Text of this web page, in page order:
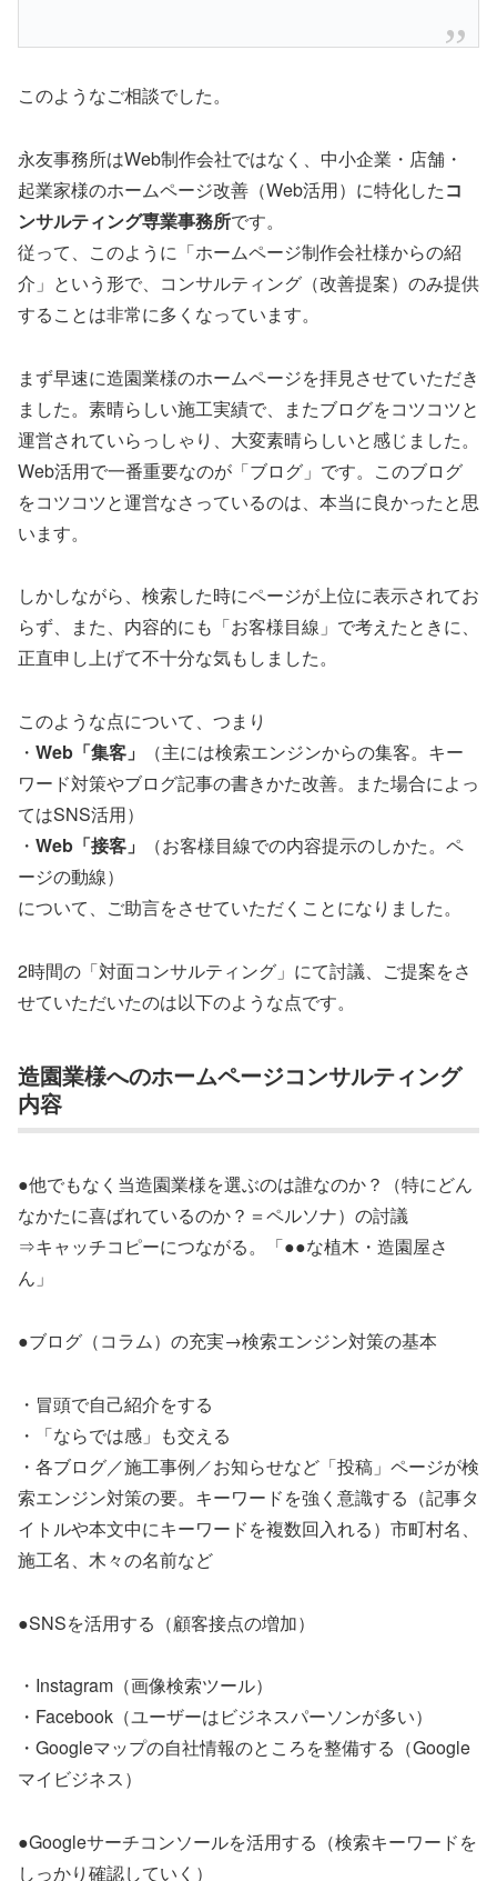
このようなご相談でした。
永友事務所はWeb制作会社ではなく、中小企業・店舗・
起業家様のホームページ改善（Web活用）に特化したコ
ンサルティング専業事務所です。
従って、このように「ホームページ制作会社様からの紹
介」という形で、コンサルティング（改善提案）のみ提供
することは非常に多くなっています。
まず早速に造園業様のホームページを拝見させていただき
ました。素晴らしい施工実績で、またブログをコツコツと
運営されていらっしゃり、大変素晴らしいと感じました。
Web活用で一番重要なのが「ブログ」です。このブログ
をコツコツと運営なさっているのは、本当に良かったと思
います。
しかしながら、検索した時にページが上位に表示されてお
らず、また、内容的にも「お客様目線」で考えたときに、
正直申し上げて不十分な気もしました。
このような点について、つまり
・ Web「集客」
（主には検索エンジンからの集客。キー
ワード対策やブログ記事の書きかた改善。また場合によっ
てはSNS活用）
・ Web「接客」
（お客様目線での内容提示のしかた。ペ
ージの動線）
について、ご助言をさせていただくことになりました。
2時間の「対面コンサルティング」にて討議、ご提案をさ
せていただいたのは以下のような点です。
造園業様へのホームページコンサルティング
内容
●他でもなく当造園業様を選ぶのは誰なのか？（特にどん
なかたに喜ばれているのか？＝ペルソナ）の討議
⇒キャッチコピーにつながる。「●●な植木・造園屋さ
ん」
●ブログ（コラム）の充実→検索エンジン対策の基本
・冒頭で自己紹介をする
・「ならでは感」も交える
・各ブログ／施工事例／お知らせなど「投稿」ページが検
索エンジン対策の要。キーワードを強く意識する（記事タ
イトルや本文中にキーワードを複数回入れる）市町村名、
施工名、木々の名前など
●SNSを活用する（顧客接点の増加）
・Instagram（画像検索ツール）
・Facebook（ユーザーはビジネスパーソンが多い）
・Googleマップの自社情報のところを整備する（Google
マイビジネス）
●Googleサーチコンソールを活用する（検索キーワードを
しっかり確認していく）